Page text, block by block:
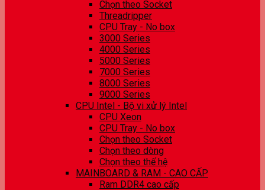
Chọn theo Socket
Threadripper
CPU Tray - No box
3000 Series
4000 Series
5000 Series
7000 Series
8000 Series
9000 Series
CPU Intel - Bộ vi xử lý Intel
CPU Xeon
CPU Tray - No box
Chọn theo Socket
Chọn theo dòng
Chọn theo thế hệ
MAINBOARD & RAM - CAO CẤP
Ram DDR4 cao cấp